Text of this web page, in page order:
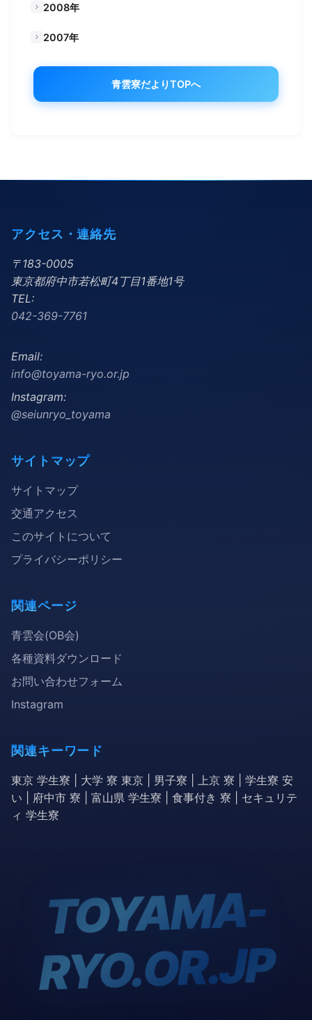
2008年
2007年
青雲寮だよりTOPへ
アクセス・連絡先
〒183-0005
東京都府中市若松町4丁目1番地1号
TEL:
042-369-7761
Email:
info@toyama-ryo.or.jp
Instagram:
@seiunryo_toyama
サイトマップ
サイトマップ
交通アクセス
このサイトについて
プライバシーポリシー
関連ページ
青雲会(OB会)
各種資料ダウンロード
お問い合わせフォーム
Instagram
関連キーワード
東京 学生寮 | 大学 寮 東京 | 男子寮 | 上京 寮 | 学生寮 安
い | 府中市 寮 | 富山県 学生寮 | 食事付き 寮 | セキュリテ
ィ 学生寮
TOYA
MA-
RYO.OR.JP